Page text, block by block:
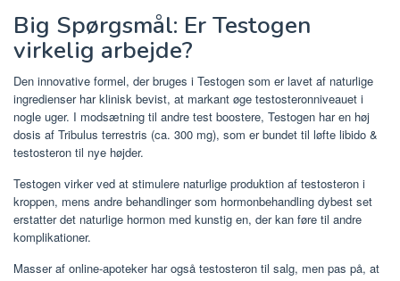
Big Spørgsmål: Er Testogen
virkelig arbejde?
Den innovative formel, der bruges i Testogen som er lavet af naturlige
ingredienser har klinisk bevist, at markant øge testosteronniveauet i
nogle uger. I modsætning til andre test boostere, Testogen har en høj
dosis af Tribulus terrestris (ca. 300 mg), som er bundet til løfte libido &
testosteron til nye højder.
Testogen virker ved at stimulere naturlige produktion af testosteron i
kroppen, mens andre behandlinger som hormonbehandling dybest set
erstatter det naturlige hormon med kunstig en, der kan føre til andre
komplikationer.
Masser af online-apoteker har også testosteron til salg, men pas på, at